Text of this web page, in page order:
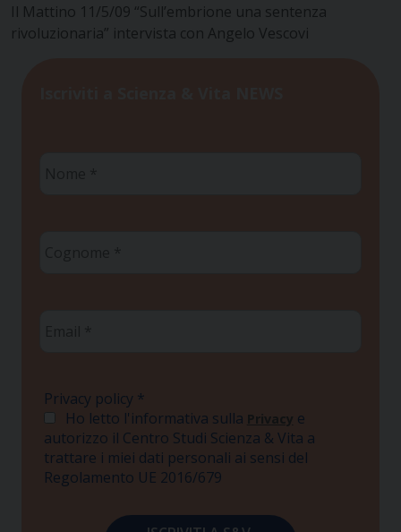
Il Mattino 11/5/09 “Sull’embrione una sentenza
rivoluzionaria” intervista con Angelo Vescovi
Privacy policy *
Ho letto l'informativa sulla Privacy e
autorizzo il Centro Studi Scienza & Vita a
trattare i miei dati personali ai sensi del
Regolamento UE 2016/679